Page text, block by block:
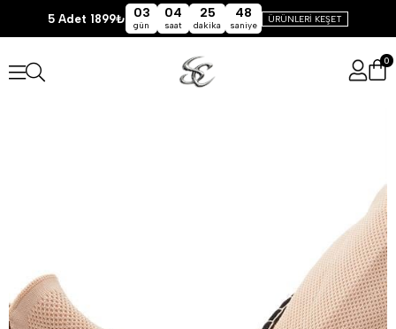
5 Adet 1899₺ 03
gün
04
saat
25
dakika
48
saniye
ÜRÜNLERİ KEŞET
0